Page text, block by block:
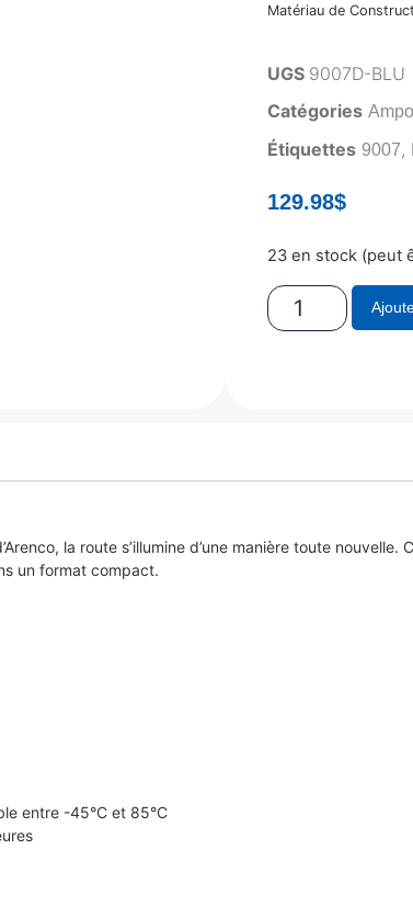
Matériau de
UGS 9007D-BLU
Catégories
Étiquettes 9007,
129.98$
23 en stock (peut
la route s’illumine d’une manière toute
un format compact.
entre -45°C et 85°C